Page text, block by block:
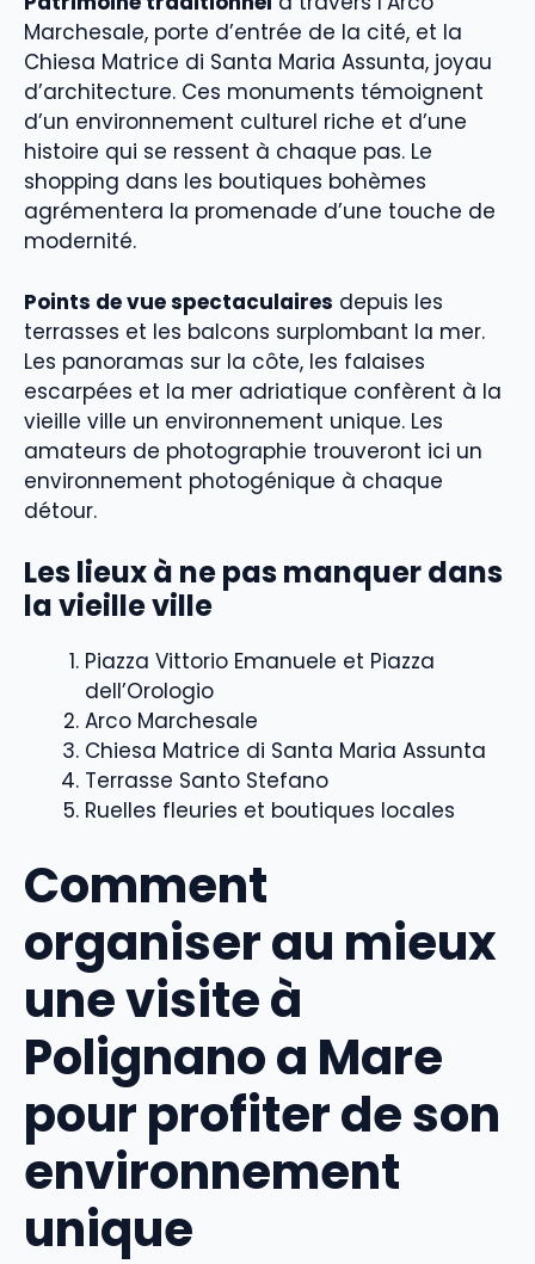
Marchesale, porte d’entrée de la cité, et la
Chiesa Matrice di Santa Maria Assunta, joyau
d’architecture. Ces monuments témoignent
d’un environnement culturel riche et d’une
histoire qui se ressent à chaque pas. Le
shopping dans les boutiques bohèmes
agrémentera la promenade d’une touche de
modernité.
Points de vue spectaculaires depuis les
terrasses et les balcons surplombant la mer.
Les panoramas sur la côte, les falaises
escarpées et la mer adriatique confèrent à la
vieille ville un environnement unique. Les
amateurs de photographie trouveront ici un
environnement photogénique à chaque
détour.
Les lieux à ne pas manquer dans
la vieille ville
Piazza Vittorio Emanuele et Piazza
dell’Orologio
Arco Marchesale
Chiesa Matrice di Santa Maria Assunta
Terrasse Santo Stefano
Ruelles fleuries et boutiques locales
Comment
organiser au mieux
une visite à
Polignano a Mare
pour profiter de son
environnement
unique